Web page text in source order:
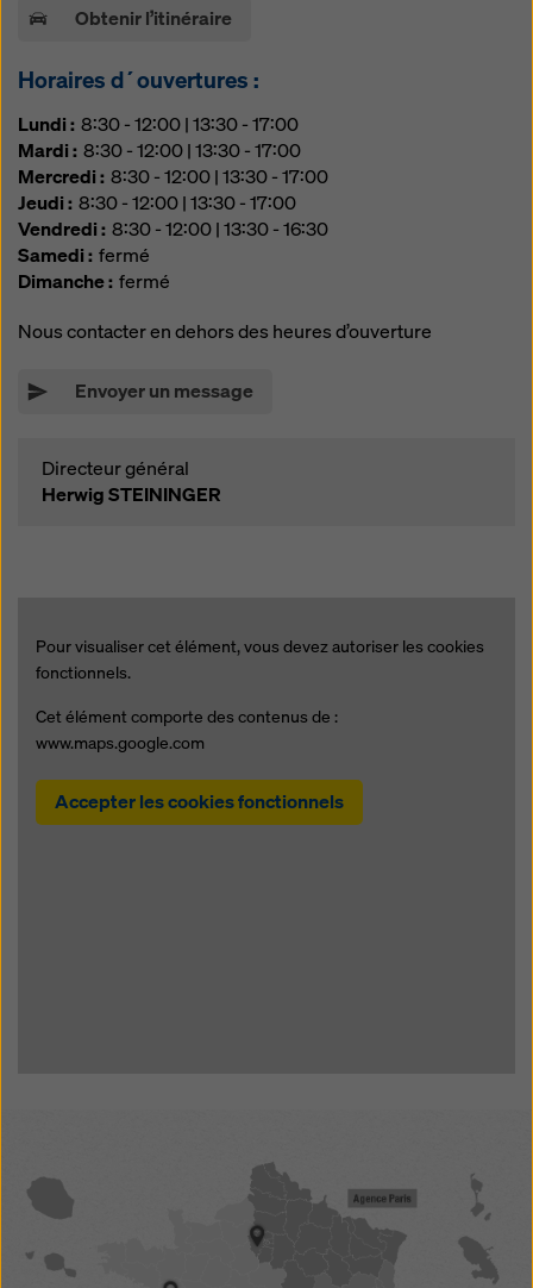
Obtenir l’itinéraire
Horaires d´ouvertures :
Lundi
8:30 - 12:00 | 13:30 - 17:00
Mardi
8:30 - 12:00 | 13:30 - 17:00
Mercredi
8:30 - 12:00 | 13:30 - 17:00
Jeudi
8:30 - 12:00 | 13:30 - 17:00
Vendredi
8:30 - 12:00 | 13:30 - 16:30
Samedi
fermé
Dimanche fermé
Nous contacter en dehors des heures d’ouverture
Envoyer un message
Directeur général
Herwig STEININGER
Pour visualiser cet élément, vous devez autoriser les cookies
fonctionnels.
Cet élément comporte des contenus de :
www.maps.google.com
Accepter les cookies fonctionnels
manière soient soumises à l'accès des autorités de
cela. Vous pouvez rejeter tous les cookies nécessitant
un consentement en cliquant sur « Rejeter » ou en
ajustant vosparamètres de cookies
paramètres de cookies au bas de ce site web et en
utilisant les cases à cocher correspondantes. Vous
pouvez révoquer votre consentement à tout moment,
avec effet futur et sans indication de motif, en cliquant
surparamètres de cookies
cookiesdans notre politique de confidentialité. Nous
vos cookies (paramètres avancés des cookies).